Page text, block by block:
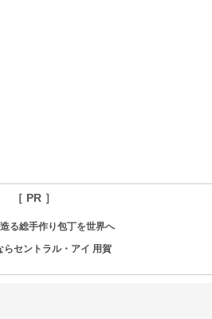
［ PR ］
る総手作り包丁を世界へ
らセントラル・アイ 用賀